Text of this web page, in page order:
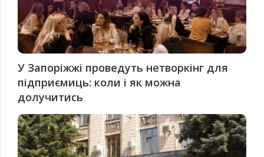
У Запоріжжі проведуть нетворкінг для
підприємиць: коли і як можна
долучитись